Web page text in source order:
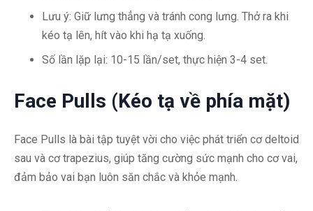
Lưu ý: Giữ lưng thẳng và tránh cong lưng. Thở ra khi
kéo tạ lên, hít vào khi hạ tạ xuống.
Số lần lặp lại: 10-15 lần/set, thực hiện 3-4 set.
Face Pulls (Kéo tạ về phía mặt)
Face Pulls là bài tập tuyệt vời cho việc phát triển cơ deltoid
sau và cơ trapezius, giúp tăng cường sức mạnh cho cơ vai,
đảm bảo vai bạn luôn săn chắc và khỏe mạnh.